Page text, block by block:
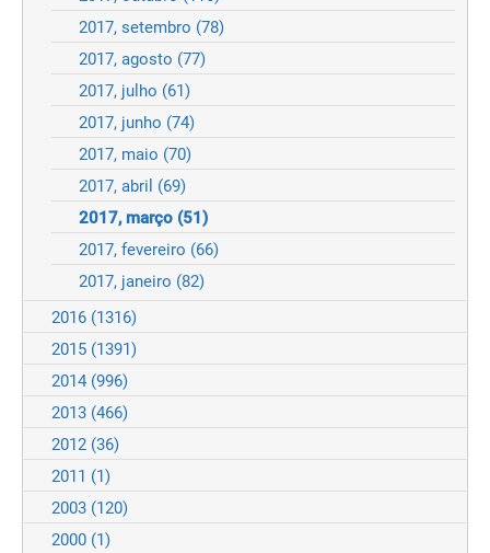
2017, setembro (78)
2017, agosto (77)
2017, julho (61)
2017, junho (74)
2017, maio (70)
2017, abril (69)
2017, março (51)
2017, fevereiro (66)
2017, janeiro (82)
2016 (1316)
2015 (1391)
2014 (996)
2013 (466)
2012 (36)
2011 (1)
2003 (120)
2000 (1)